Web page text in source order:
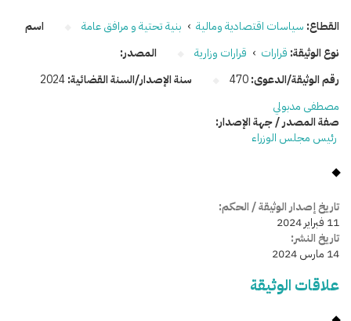
القطاع: سياسات اقتصادية ومالية › بنية تحتية و مرافق عامة
نوع الوثيقة: قرارات › قرارات وزارية
رقم الوثيقة/الدعوى:470 سنة الإصدار/السنة القضائية:2024
اسم
المصدر:
مصطفى مدبولي
صفة المصدر / جهة الإصدار:
رئيس مجلس الوزراء
تاريخ إصدار الوثيقة / الحكم:
11 فبراير 2024
تاريخ النشر:
14 مارس 2024
علاقات الوثيقة